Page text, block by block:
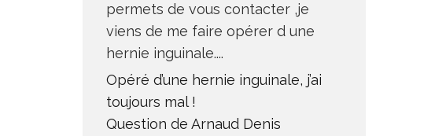
permets de vous contacter ,je
viens de me faire opérer d une
hernie inguinale....
Opéré d’une hernie inguinale, j’ai
toujours mal !
Question de Arnaud Denis